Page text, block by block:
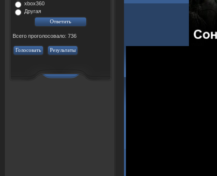
xbox360
Другая
Всего проголосовало: 736
Голосовать Результаты